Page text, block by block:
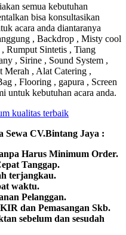
semua kebutuhan
bisa konsultasikan
acara anda diantaranya
, Backdrop , Misty cool
Rumput Sintetis , Tiang
, Sirine , Sound System ,
Merah , Alat Catering ,
, Flooring , gapura , Screen
untuk kebutuhan acara anda.
Sеwа CV.Bintang Jaya :
Harus Minimum Order.
Tanggap.
tегјаngkаu.
wаktu.
Pelanggan.
dan Pemasangan Skb.
sebelum dan sesudah